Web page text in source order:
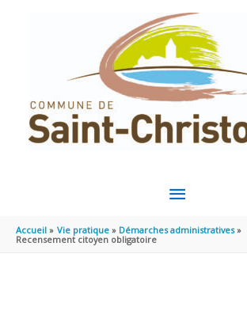
MENU
PRINCIPAL
Accueil Vie pratique
Démarches administratives
Recensement citoyen obligatoire